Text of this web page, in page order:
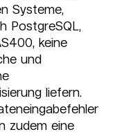
Systeme,
PostgreSQL,
keine
und
liefern.
zudem eine